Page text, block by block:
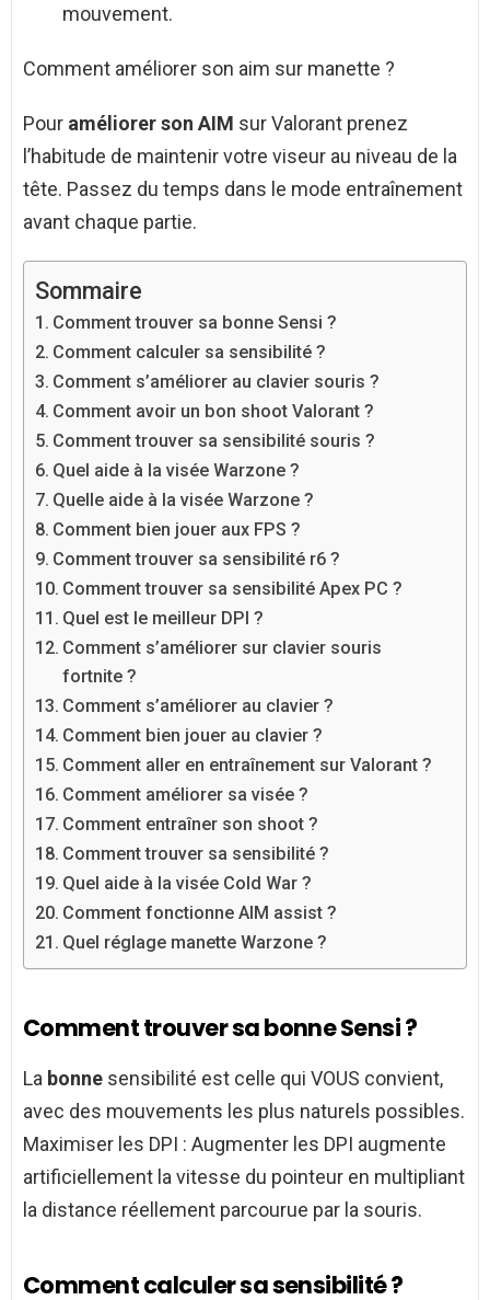
mouvement.
Comment améliorer son aim sur manette ?
Pour améliorer son AIM sur Valorant prenez
l’habitude de maintenir votre viseur au niveau de la
tête. Passez du temps dans le mode entraînement
avant chaque partie.
Sommaire
Comment trouver sa bonne Sensi ?
Comment calculer sa sensibilité ?
Comment s’améliorer au clavier souris ?
Comment avoir un bon shoot Valorant ?
Comment trouver sa sensibilité souris ?
Quel aide à la visée Warzone ?
Quelle aide à la visée Warzone ?
Comment bien jouer aux FPS ?
Comment trouver sa sensibilité r6 ?
Comment trouver sa sensibilité Apex PC ?
Quel est le meilleur DPI ?
Comment s’améliorer sur clavier souris
fortnite ?
Comment s’améliorer au clavier ?
Comment bien jouer au clavier ?
Comment aller en entraînement sur Valorant ?
Comment améliorer sa visée ?
Comment entraîner son shoot ?
Comment trouver sa sensibilité ?
Quel aide à la visée Cold War ?
Comment fonctionne AIM assist ?
Quel réglage manette Warzone ?
Comment trouver sa bonne Sensi ?
La bonne sensibilité est celle qui VOUS convient,
avec des mouvements les plus naturels possibles.
Maximiser les DPI : Augmenter les DPI augmente
artificiellement la vitesse du pointeur en multipliant
la distance réellement parcourue par la souris.
Comment calculer sa sensibilité ?